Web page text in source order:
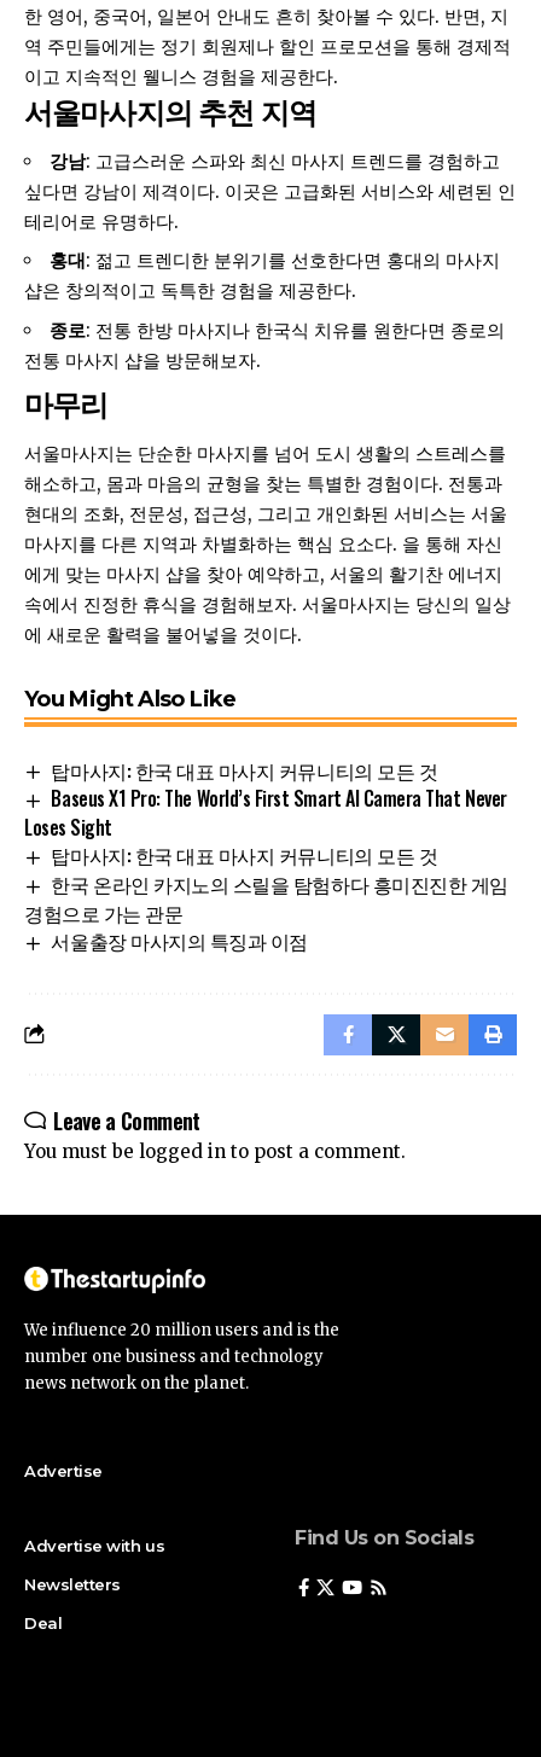
한 영어, 중국어, 일본어 안내도 흔히 찾아볼 수 있다. 반면, 지
역 주민들에게는 정기 회원제나 할인 프로모션을 통해 경제적
이고 지속적인 웰니스 경험을 제공한다.
서울마사지의 추천 지역
강남: 고급스러운 스파와 최신 마사지 트렌드를 경험하고
싶다면 강남이 제격이다. 이곳은 고급화된 서비스와 세련된 인
테리어로 유명하다.
홍대: 젊고 트렌디한 분위기를 선호한다면 홍대의 마사지
샵은 창의적이고 독특한 경험을 제공한다.
종로: 전통 한방 마사지나 한국식 치유를 원한다면 종로의
전통 마사지 샵을 방문해보자.
마무리
서울마사지는 단순한 마사지를 넘어 도시 생활의 스트레스를
해소하고, 몸과 마음의 균형을 찾는 특별한 경험이다. 전통과
현대의 조화, 전문성, 접근성, 그리고 개인화된 서비스는 서울
마사지를 다른 지역과 차별화하는 핵심 요소다. 을 통해 자신
에게 맞는 마사지 샵을 찾아 예약하고, 서울의 활기찬 에너지
속에서 진정한 휴식을 경험해보자. 서울마사지는 당신의 일상
에 새로운 활력을 불어넣을 것이다.
You Might Also Like
탑마사지: 한국 대표 마사지 커뮤니티의 모든 것
Baseus X1 Pro: The World’s First Smart AI Camera That Never
Loses Sight
탑마사지: 한국 대표 마사지 커뮤니티의 모든 것
한국 온라인 카지노의 스릴을 탐험하다 흥미진진한 게임
경험으로 가는 관문
서울출장 마사지의 특징과 이점
Leave a Comment
You must be logged in to post a comment.
We influence 20 million users and is the
number one business and technology
news network on the planet.
Advertise
Advertise with us
Newsletters
Deal
Find Us on Socials